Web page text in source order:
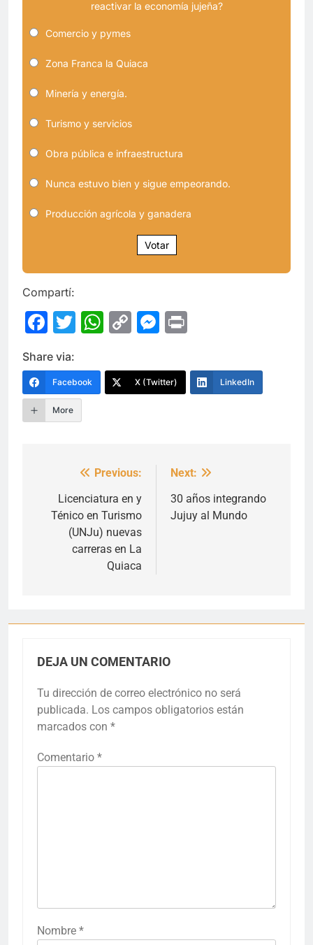
reactivar la economía jujeña?
Comercio y pymes
Zona Franca la Quiaca
Minería y energía.
Turismo y servicios
Obra pública e infraestructura
Nunca estuvo bien y sigue empeorando.
Producción agrícola y ganadera
Votar
Compartí:
Facebook
Twitter
WhatsApp
CopyMessenger
Share via:
Facebook X (Twitter) LinkedIn
More
Navegación
entradas
Previous:
Licenciatura en y
Ténico en Turismo
(UNJu) nuevas
carreras en La
Quiaca
Next:
30 años integrando
Jujuy al Mundo
DEJA UN COMENTARIO
Tu dirección de correo electrónico no será
publicada. Los campos obligatorios están
marcados con *
Comentario *
Nombre *